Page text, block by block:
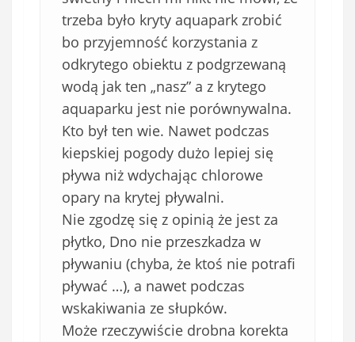
trzeba było kryty aquapark zrobić
bo przyjemność korzystania z
odkrytego obiektu z podgrzewaną
wodą jak ten „nasz” a z krytego
aquaparku jest nie porównywalna.
Kto był ten wie. Nawet podczas
kiepskiej pogody dużo lepiej się
pływa niż wdychając chlorowe
opary na krytej pływalni.
Nie zgodzę się z opinią że jest za
płytko, Dno nie przeszkadza w
pływaniu (chyba, że ktoś nie potrafi
pływać …), a nawet podczas
wskakiwania ze słupków.
Może rzeczywiście drobna korekta